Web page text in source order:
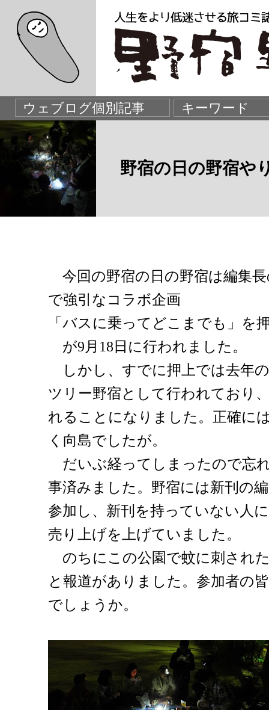
野宿の日の野宿や
今回の野宿の日の野宿は編集
で強引なコラボ企画
「バスに乗ってどこまでも」を
が9月18日に行われました。
しかし、すでに押上では去年
ツリー野宿として行われており
れることになりました。正確に
く向島でしたが。
だいぶ経ってしまったので忘
事済みました。野宿には新刊の
参加し、新刊を持っていない人
売り上げを上げていました。
のちにこの公園で蚊に刺され
と報道がありました。参加者の
でしょうか。